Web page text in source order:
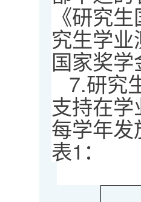
《研究
究生学
国家奖
7.研究
支持在
每学年
表1：